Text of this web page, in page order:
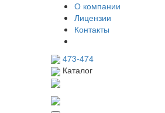
О компании
Лицензии
Контакты
473-474
Каталог